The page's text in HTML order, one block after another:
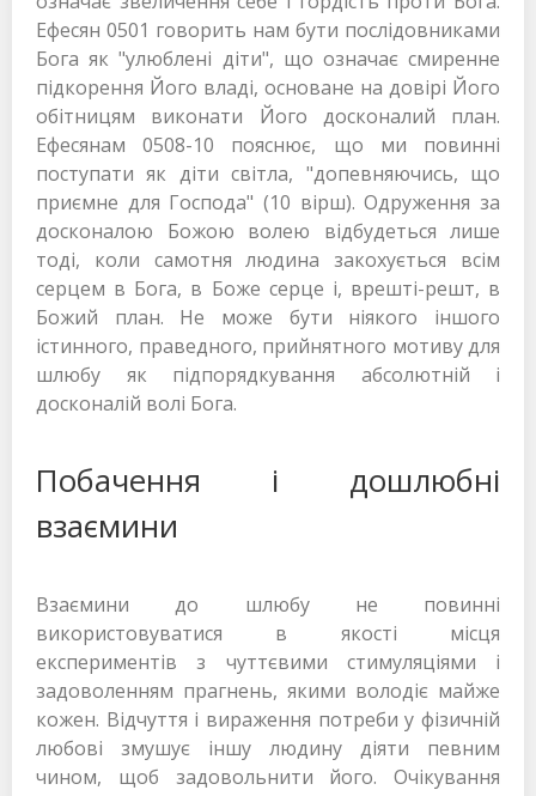
Ефесян 0501 говорить нам бути послідовниками
Бога як "улюблені діти", що означає смиренне
підкорення Його владі, основане на довірі Його
обітницям виконати Його досконалий план.
Ефесянам 0508-10 пояснює, що ми повинні
поступати як діти світла, "допевняючись, що
приємне для Господа" (10 вірш). Одруження за
досконалою Божою волею відбудеться лише
тоді, коли самотня людина закохується всім
серцем в Бога, в Боже серце і, врешті-решт, в
Божий план. Не може бути ніякого іншого
істинного, праведного, прийнятного мотиву для
шлюбу як підпорядкування абсолютній і
досконалій волі Бога.
Побачення і дошлюбні
взаємини
Взаємини до шлюбу не повинні
використовуватися в якості місця
експериментів з чуттєвими стимуляціями і
задоволенням прагнень, якими володіє майже
кожен. Відчуття і вираження потреби у фізичній
любові змушує іншу людину діяти певним
чином, щоб задовольнити його. Очікування